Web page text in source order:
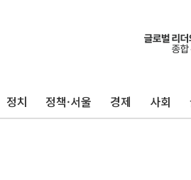
정치 정책·서울 경제 사회